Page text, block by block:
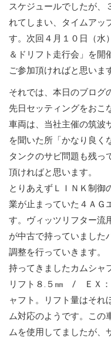
スケジュールでしたが、
れてしまい、タイムアッ
す。次回４月１０日（
＆ドリフト走行会」を開
ご参加頂ければと思いま
それでは、本日のブログ
先日セッティングをおこ
車両は、当社主催の筑波
を聞いた所「かなり良く
タンクのサビ問題も残っ
頂ければと思います。
とりあえずＬＩＮＫ制御
業が止まっていた４ＡＧ
す。ヴィッツリフター流
が中古で持っていました
調整を行っていきます。
持ってきましたカムシャ
リフト８.５㎜ / ＥＸ：
ャフト。リフト量はそれ
ム対応のようです。この
ムを使用してましたが、